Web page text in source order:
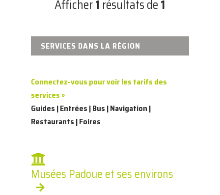
Afficher1 résultats de1
SERVICES DANS LA RÉGION
Connectez-vous pour voir les tarifs des
services »
Guides | Entrées | Bus | Navigation |
Restaurants | Foires
Musées Padoue et ses environs